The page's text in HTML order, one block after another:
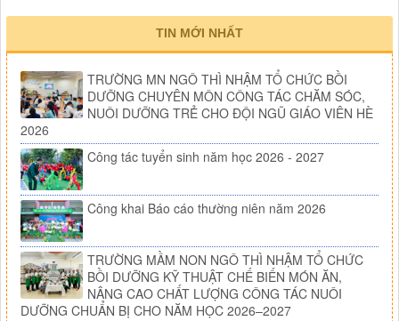
TIN MỚI NHẤT
TRƯỜNG MN NGÔ THÌ NHẬM TỔ CHỨC BỒI
DƯỠNG CHUYÊN MÔN CÔNG TÁC CHĂM SÓC,
NUÔI DƯỠNG TRẺ CHO ĐỘI NGŨ GIÁO VIÊN HÈ
2026
Công tác tuyển sinh năm học 2026 - 2027
Công khai Báo cáo thường niên năm 2026
TRƯỜNG MẦM NON NGÔ THÌ NHẬM TỔ CHỨC
BỒI DƯỠNG KỸ THUẬT CHẾ BIẾN MÓN ĂN,
NÂNG CAO CHẤT LƯỢNG CÔNG TÁC NUÔI
DƯỠNG CHUẨN BỊ CHO NĂM HỌC 2026–2027